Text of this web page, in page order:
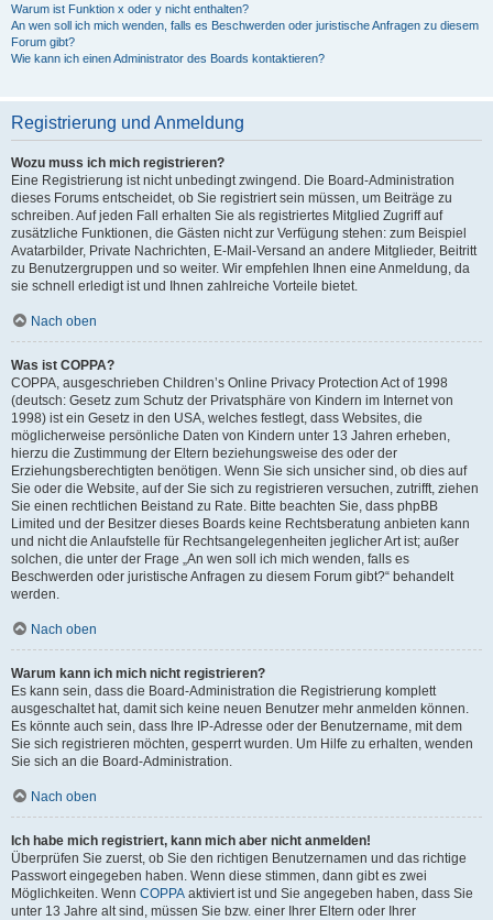
Warum ist Funktion x oder y nicht enthalten?
An wen soll ich mich wenden, falls es Beschwerden oder juristische Anfragen zu diesem
Forum gibt?
Wie kann ich einen Administrator des Boards kontaktieren?
Registrierung und Anmeldung
Wozu muss ich mich registrieren?
Eine Registrierung ist nicht unbedingt zwingend. Die Board-Administration
dieses Forums entscheidet, ob Sie registriert sein müssen, um Beiträge zu
schreiben. Auf jeden Fall erhalten Sie als registriertes Mitglied Zugriff auf
zusätzliche Funktionen, die Gästen nicht zur Verfügung stehen: zum Beispiel
Avatarbilder, Private Nachrichten, E-Mail-Versand an andere Mitglieder, Beitritt
zu Benutzergruppen und so weiter. Wir empfehlen Ihnen eine Anmeldung, da
sie schnell erledigt ist und Ihnen zahlreiche Vorteile bietet.
Nach oben
Was ist COPPA?
COPPA, ausgeschrieben Children’s Online Privacy Protection Act of 1998
(deutsch: Gesetz zum Schutz der Privatsphäre von Kindern im Internet von
1998) ist ein Gesetz in den USA, welches festlegt, dass Websites, die
möglicherweise persönliche Daten von Kindern unter 13 Jahren erheben,
hierzu die Zustimmung der Eltern beziehungsweise des oder der
Erziehungsberechtigten benötigen. Wenn Sie sich unsicher sind, ob dies auf
Sie oder die Website, auf der Sie sich zu registrieren versuchen, zutrifft, ziehen
Sie einen rechtlichen Beistand zu Rate. Bitte beachten Sie, dass phpBB
Limited und der Besitzer dieses Boards keine Rechtsberatung anbieten kann
und nicht die Anlaufstelle für Rechtsangelegenheiten jeglicher Art ist; außer
solchen, die unter der Frage „An wen soll ich mich wenden, falls es
Beschwerden oder juristische Anfragen zu diesem Forum gibt?“ behandelt
werden.
Nach oben
Warum kann ich mich nicht registrieren?
Es kann sein, dass die Board-Administration die Registrierung komplett
ausgeschaltet hat, damit sich keine neuen Benutzer mehr anmelden können.
Es könnte auch sein, dass Ihre IP-Adresse oder der Benutzername, mit dem
Sie sich registrieren möchten, gesperrt wurden. Um Hilfe zu erhalten, wenden
Sie sich an die Board-Administration.
Nach oben
Ich habe mich registriert, kann mich aber nicht anmelden!
Überprüfen Sie zuerst, ob Sie den richtigen Benutzernamen und das richtige
Passwort eingegeben haben. Wenn diese stimmen, dann gibt es zwei
Möglichkeiten. Wenn COPPA aktiviert ist und Sie angegeben haben, dass Sie
unter 13 Jahre alt sind, müssen Sie bzw. einer Ihrer Eltern oder Ihrer